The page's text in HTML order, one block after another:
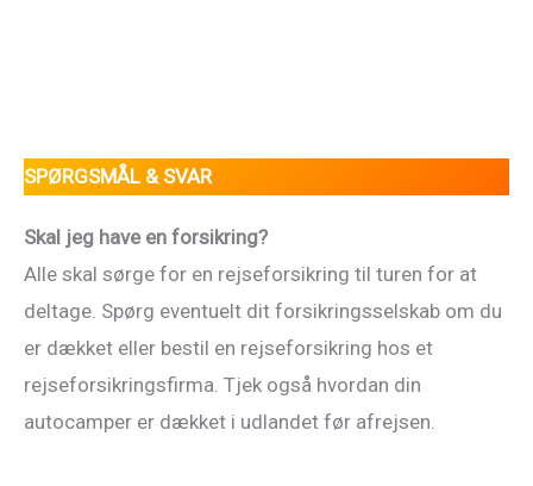
SPØRGSMÅL & SVAR
Skal jeg have en forsikring?
Alle skal sørge for en rejseforsikring til turen for at
deltage. Spørg eventuelt dit forsikringsselskab om du
er dækket eller bestil en rejseforsikring hos et
rejseforsikringsfirma. Tjek også hvordan din
autocamper er dækket i udlandet før afrejsen.